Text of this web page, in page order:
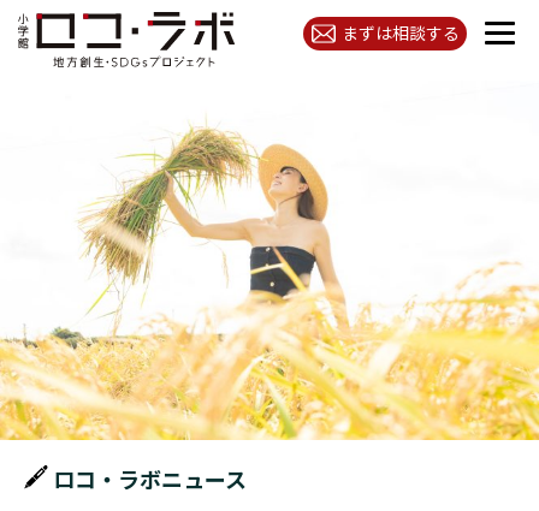
まずは相談する
ロコ・ラボニュース